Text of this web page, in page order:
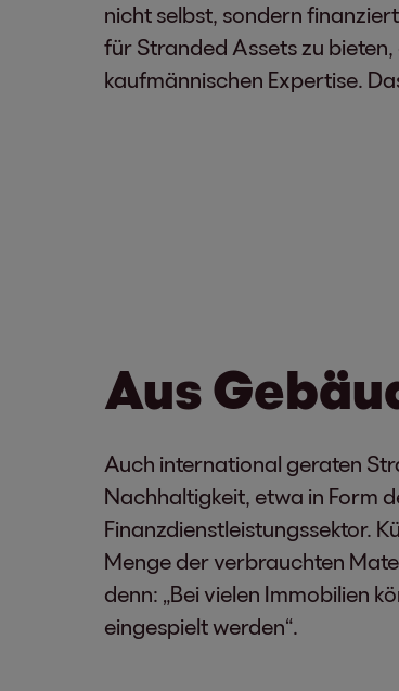
nicht selbst, sondern
für Stranded Assets zu
kaufmännischen Expertise.
Aus
Auch international geraten
Nachhaltigkeit, etwa in Form
Finanzdienstleistungssektor.
Menge der verbrauchten
denn: „Bei vielen Immobilien
eingespielt werden“.